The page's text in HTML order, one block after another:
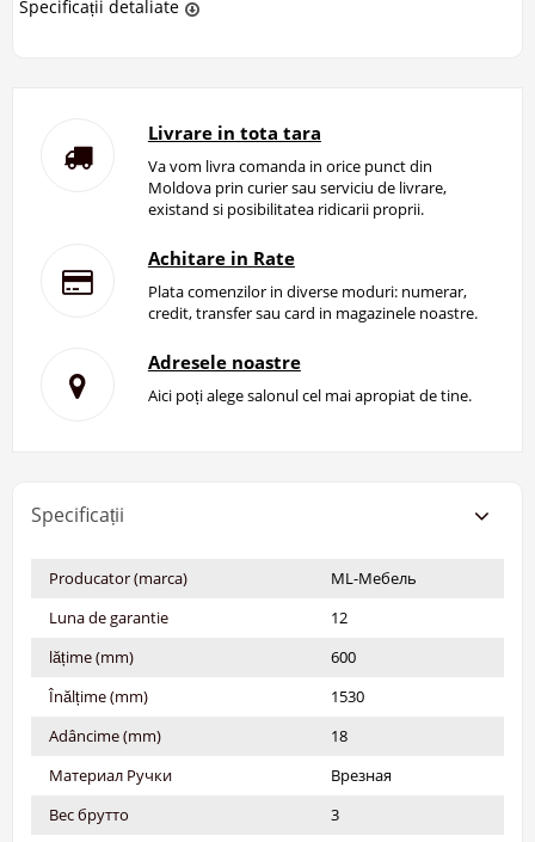
Specificații detaliate
Livrare in tota tara
Va vom livra comanda in orice punct din
Moldova prin curier sau serviciu de livrare,
existand si posibilitatea ridicarii proprii.
Achitare in Rate
Plata comenzilor in diverse moduri: numerar,
credit, transfer sau card in magazinele noastre.
Adresele noastre
Aici poți alege salonul cel mai apropiat de tine.
Specificații
Producator (marca)
ML-Мебель
Luna de garantie
12
lățime (mm)
600
Înălțime (mm)
1530
Adâncime (mm)
18
Материал Ручки
Врезная
Вес брутто
3